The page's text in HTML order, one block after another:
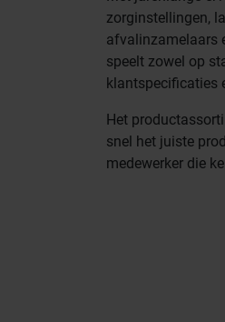
zorginstellingen,
afvalinzamelaars
speelt zowel op
klantspecificaties
Het
snel het juiste
medewerker die